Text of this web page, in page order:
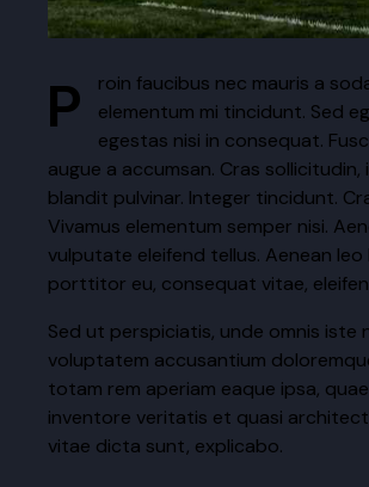
Proin faucibus nec mauris a sodales, sed
elementum mi tincidunt. Sed
egestas nisi in consequat.
augue a accumsan. Cras sollicitudin,
blandit pulvinar. Integer tincidunt.
Vivamus elementum semper nisi.
vulputate eleifend tellus. Aenean leo
porttitor eu, consequat vitae,
Sed ut perspiciatis, unde omnis iste
voluptatem accusantium
totam rem aperiam eaque ipsa,
inventore veritatis et quasi
vitae dicta sunt, explicabo.